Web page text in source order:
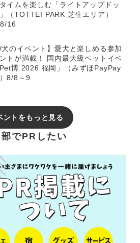
イムを楽しむ「ライトアップドッ
（TOTTEI PARK 芝生エリア）
16
/犬のイベント】愛犬と楽しめる参加
トが満載！ 国内最大級ペットイベ
博 2026 福岡」（みずほPayPay
8/8～9
ントをもっと見る
でPRしたい